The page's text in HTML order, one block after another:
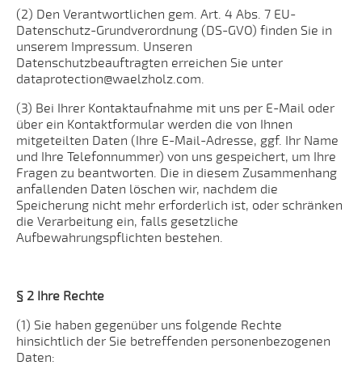
(2) Den Verantwortlichen gem. Art. 4 Abs. 7 EU-
Datenschutz-Grundverordnung (DS-GVO) finden Sie in
unserem Impressum. Unseren
Datenschutzbeauftragten erreichen Sie unter
dataprotection@waelzholz.com.
(3) Bei Ihrer Kontaktaufnahme mit uns per E-Mail oder
über ein Kontaktformular werden die von Ihnen
mitgeteilten Daten (Ihre E-Mail-Adresse, ggf. Ihr Name
und Ihre Telefonnummer) von uns gespeichert, um Ihre
Fragen zu beantworten. Die in diesem Zusammenhang
anfallenden Daten löschen wir, nachdem die
Speicherung nicht mehr erforderlich ist, oder schränken
die Verarbeitung ein, falls gesetzliche
Aufbewahrungspflichten bestehen.
§ 2 Ihre Rechte
(1) Sie haben gegenüber uns folgende Rechte
hinsichtlich der Sie betreffenden personenbezogenen
Daten: